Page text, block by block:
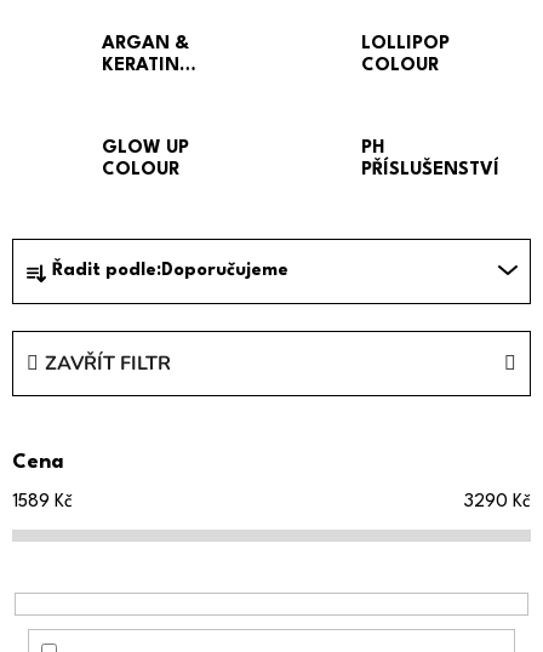
ARGAN &
KERATIN
LOLLIPOP
COLOUR
GLOW UP
COLOUR
PH
PŘÍSLUŠENSTVÍ
Ř
z
r
o
d
k
Řadit podle: Doporučujeme
ZAVŘÍT FILTR
Cena
1589 Kč 3290 Kč